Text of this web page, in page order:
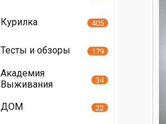
Курилка 405
Тесты и обзоры 179
Академия
Выживания
34
ДОМ 22